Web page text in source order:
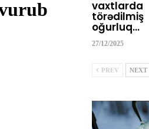
vaxtlarda
törədilmiş
oğurluq…
27/12/2025
PREV NEXT